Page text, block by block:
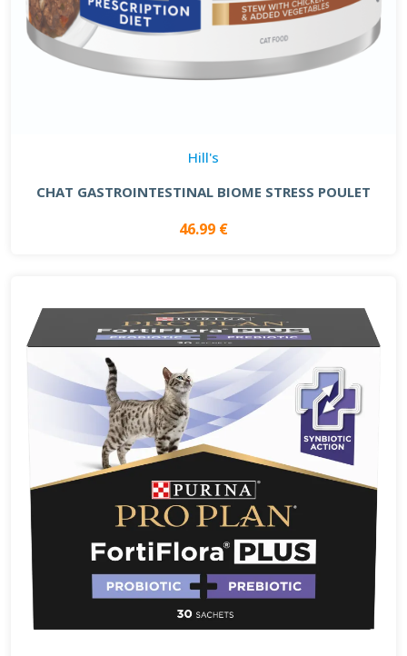
Hill's
CHAT GASTROINTESTINAL BIOME STRESS POULET
46.99 €